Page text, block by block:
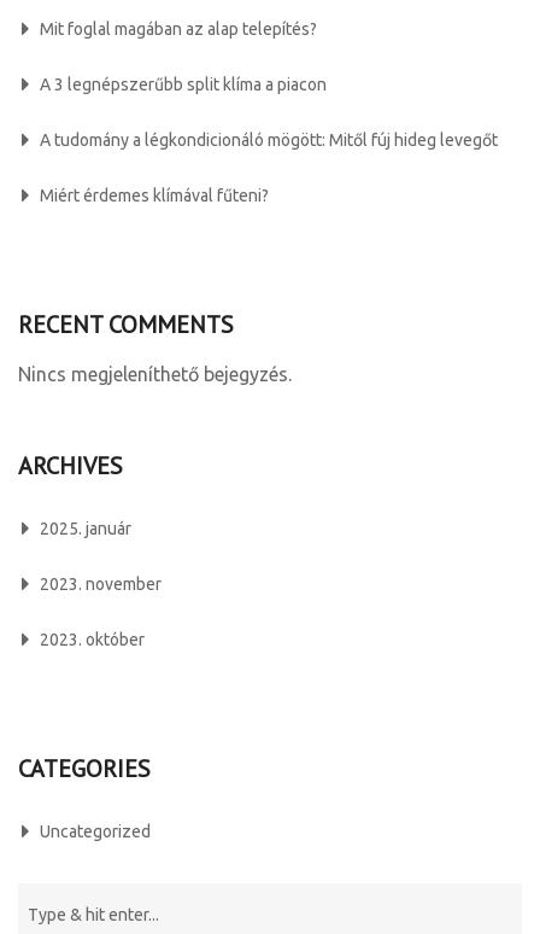
Mit foglal magában az alap telepítés?
A 3 legnépszerűbb split klíma a piacon
A tudomány a légkondicionáló mögött: Mitől fúj hideg levegőt
Miért érdemes klímával fűteni?
RECENT COMMENTS
Nincs megjeleníthető bejegyzés.
ARCHIVES
2025. január
2023. november
2023. október
CATEGORIES
Uncategorized